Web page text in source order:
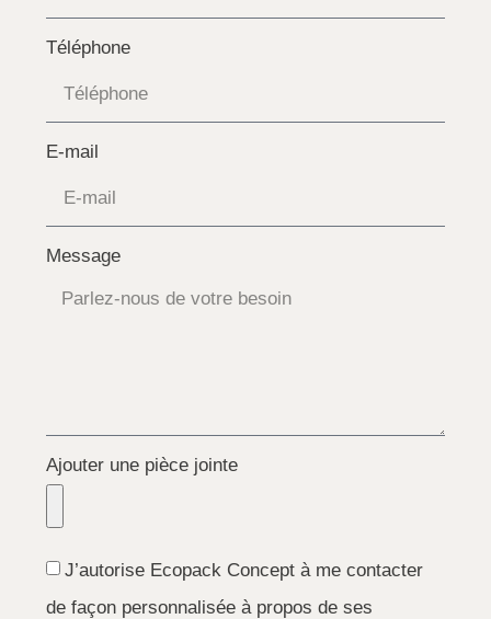
Téléphone
E-mail
Message
Ajouter une pièce jointe
J’autorise Ecopack Concept à me contacter
de façon personnalisée à propos de ses